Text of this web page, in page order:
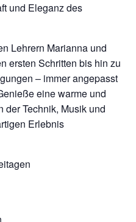
und Eleganz des
Lehrern Marianna und
ersten Schritten bis hin zu
– immer angepasst
eine warme und
der Technik, Musik und
Erlebnis